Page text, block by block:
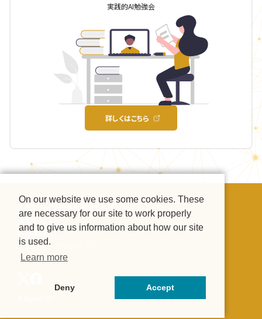
実践的AI勉強会
詳しくはこちら
運営会社
利用規約
プライバシーポリシー
On our website we use some cookies. These
are necessary for our site to work properly
and to give us information about how our site
is used.
Learn more
Deny Accept